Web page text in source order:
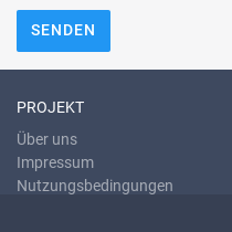
SENDEN
PROJEKT
Über uns
Impressum
Nutzungsbedingungen